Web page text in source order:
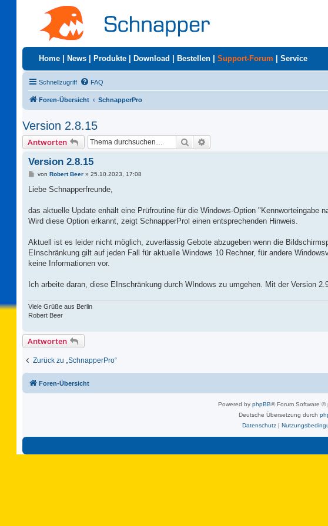
Home News Produkte Download Bestellen Support-Forum Service
Schnellzugriff FAQ
Foren-Übersicht SchnapperPro
Version 2.8.15
Antworten Suche
Version 2.8.15
B
i
a
von Robert Beer» 25.10.2023, 17:08
Liebe Schnapperfreunde,
das aktuelle Update enhält eine Prüfroutine für die Windows-Option "Kennworteingabe
Wird diese Option erkannt, zeigt SchnapperProl einen entsprechenden Hinweis.
Aktuell ist es leider nicht möglich, zuverlässig Gebote abzugeben wenn die
EInschränkung gilt auf jeden Fall für aktuelle Windows 10 Rechner, für andere
keine Informationen vor.
Ich arbeite daran, diese EInschränkung durch WIndows zu umgehen. Mit der Version
Viele Grüße aus Berlin
Robert Beer
Antworten
Zurück zu „SchnapperPro“
Foren-Übersicht
Powered by phpBB® Forum Software ©
Deutsche Übersetzung durch
Datenschutz|